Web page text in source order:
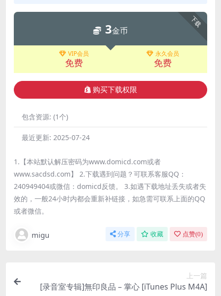
下载
3金币
VIP会员
免费
永久会员
免费
购买下载权限
包含资源: (1个)
最近更新: 2025-07-24
1.【本站默认解压密码为www.domicd.com或者
www.sacdsd.com】 2.下载遇到问题？可联系客服QQ：
240949404或微信：domicd反馈。 3.如遇下载地址丢失或者失
效的，一般24小时内都会重新补链接，如急需可联系上面的QQ
或者微信。
migu 分享 收藏 点赞(0)
上一篇
[录音室专辑]無印良品 – 掌心 [iTunes Plus M4A]